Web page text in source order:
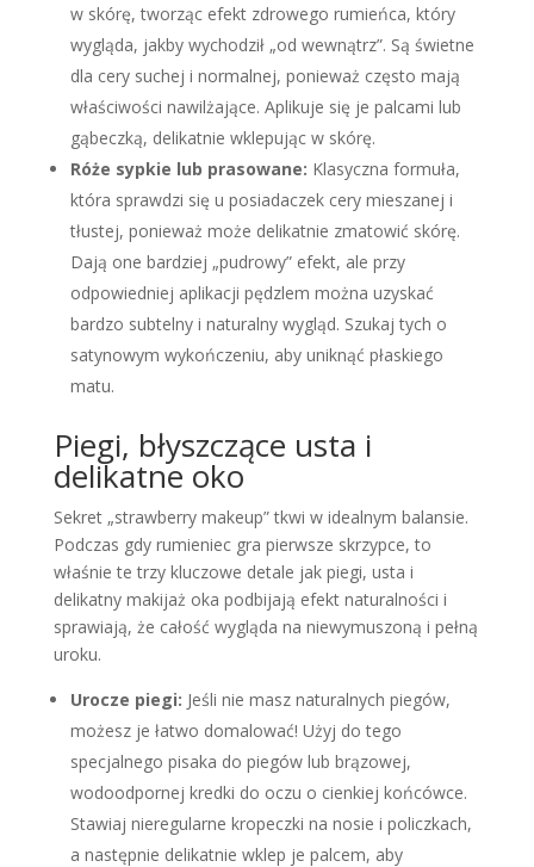
w skórę, tworząc efekt zdrowego rumieńca, który
wygląda, jakby wychodził „od wewnątrz”. Są świetne
dla cery suchej i normalnej, ponieważ często mają
właściwości nawilżające. Aplikuje się je palcami lub
gąbeczką, delikatnie wklepując w skórę.
Róże sypkie lub prasowane: Klasyczna formuła,
która sprawdzi się u posiadaczek cery mieszanej i
tłustej, ponieważ może delikatnie zmatowić skórę.
Dają one bardziej „pudrowy” efekt, ale przy
odpowiedniej aplikacji pędzlem można uzyskać
bardzo subtelny i naturalny wygląd. Szukaj tych o
satynowym wykończeniu, aby uniknąć płaskiego
matu.
Piegi, błyszczące usta i
delikatne oko
Sekret „strawberry makeup” tkwi w idealnym balansie.
Podczas gdy rumieniec gra pierwsze skrzypce, to
właśnie te trzy kluczowe detale jak piegi, usta i
delikatny makijaż oka podbijają efekt naturalności i
sprawiają, że całość wygląda na niewymuszoną i pełną
uroku.
Urocze piegi: Jeśli nie masz naturalnych piegów,
możesz je łatwo domalować! Użyj do tego
specjalnego pisaka do piegów lub brązowej,
wodoodpornej kredki do oczu o cienkiej końcówce.
Stawiaj nieregularne kropeczki na nosie i policzkach,
a następnie delikatnie wklep je palcem, aby